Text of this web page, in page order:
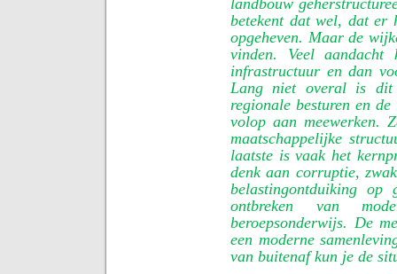
betekent dat wel, dat er
opgeheven. Maar de
vinden. Veel
infrastructuur en dan
Lang niet overal is dit
regionale besturen en
volop aan meewerken.
maatschappelijke
laatste is vaak het
denk aan corruptie,
belastingontduiking op
ontbreken van
beroepsonderwijs. De
een moderne
van buitenaf kun je de